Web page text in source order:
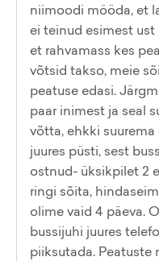
niimoodi mööda, et
ei teinud esimest
et rahvamass kes
võtsid takso, meie
peatuse edasi.
paar inimest ja seal
võtta, ehkki
juures püsti, sest
ostnud- üksikpilet 2
ringi sõita,
olime vaid 4 päeva.
bussijuhi juures
piiksutada.